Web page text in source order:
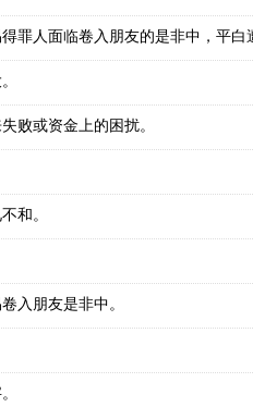
罪人面临卷入朋友的是非中，平白
败或资金上的困扰。
和。
入朋友是非中。